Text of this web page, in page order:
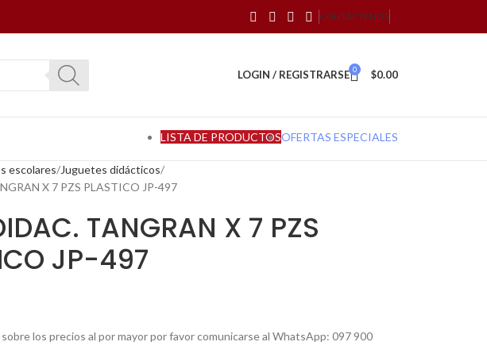
CONTÁCTENOS
LOGIN / REGISTRARSE 0 $0.00
LISTA DE PRODUCTOSOFERTAS ESPECIALES
escolares Juguetes didácticos
X 7 PZS PLASTICO JP-497
TANGRAN X 7 PZS
JP-497
los precios al por mayor por favor comunicarse al WhatsApp: 097 900